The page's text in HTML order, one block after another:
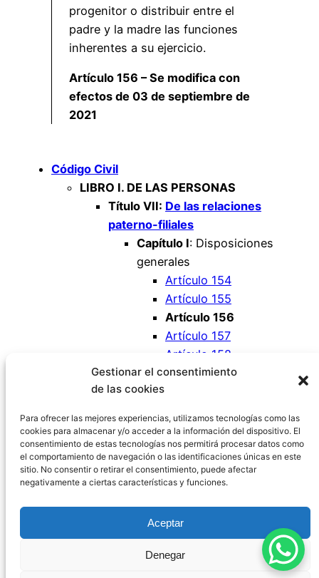
Gestionar el consentimiento
de las cookies
Para ofrecer las mejores experiencias, utilizamos tecnologías como las
cookies para almacenar y/o acceder a la información del dispositivo. El
consentimiento de estas tecnologías nos permitirá procesar datos como
el comportamiento de navegación o las identificaciones únicas en este
sitio. No consentir o retirar el consentimiento, puede afectar
negativamente a ciertas características y funciones.
Aceptar
Denegar
progenitor o distribuir entre el
padre y la madre las funciones
inherentes a su ejercicio.
Artículo 156 – Se modifica con
efectos de 03 de septiembre de
2021
Código Civil
LIBRO I. DE LAS PERSONAS
Título VII: De las relaciones
paterno-filiales
Capítulo I: Disposiciones
generales
Artículo 154
Artículo 155
Artículo 156
Artículo 157
Artículo 158
Artículo 159
Política de Privacidad
Política de
Contacto